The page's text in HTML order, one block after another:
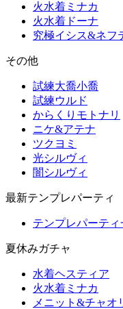
火水着ミナカ
火水着ドーナ
究極イシス&ネフ
その他
試練大喬小喬
試練ウルド
からくりモトナリ
ニケ&アテナ
ツクヨミ
光シルヴィ
闇シルヴィ
最新テンプレパーティ
テンプレパーティ
夏休みガチャ
水着ヘスティア
火水着ミナカ
メニット&チャオ